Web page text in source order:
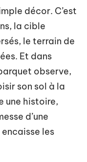
décor. C’est
la cible
le terrain de
Et dans
observe,
son sol à la
une histoire,
d’une
les